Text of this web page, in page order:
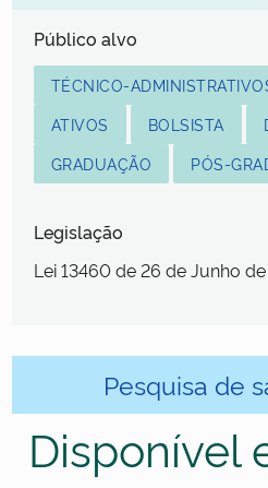
Público alvo
TÉCNICO-
ATIVOS
BOLSISTA
GRADUAÇÃO
PÓS-
Legislação
Lei 13460 de 26 de Junho
Pesquisa de
Disponível